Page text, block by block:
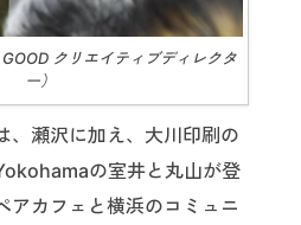
クリエイティブディレクタ
ー）
、瀬沢に加え、大川印刷の
の室井と丸山が登
アカフェと横浜のコミュニ